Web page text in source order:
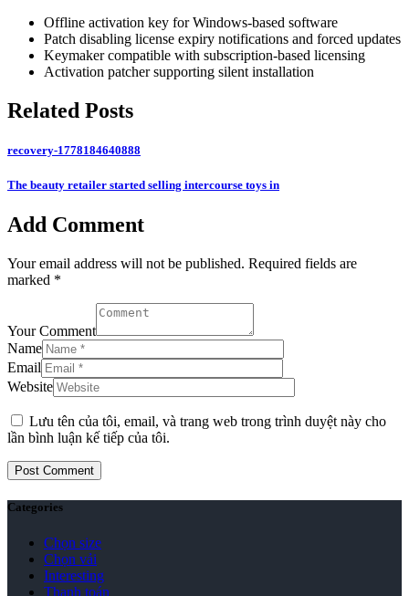
Offline activation key for Windows-based software
Patch disabling license expiry notifications and forced updates
Keymaker compatible with subscription-based licensing
Activation patcher supporting silent installation
Related Posts
recovery-1778184640888
The beauty retailer started selling intercourse toys in
Add Comment
Your email address will not be published. Required fields are
marked *
Your Comment
Name
Email
Website
Lưu tên của tôi, email, và trang web trong trình duyệt này cho
lần bình luận kế tiếp của tôi.
Categories
Chọn size
Chọn vải
Interesting
Thanh toán